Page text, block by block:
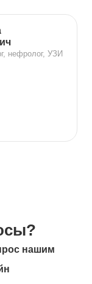
нефролог, УЗИ
нашим